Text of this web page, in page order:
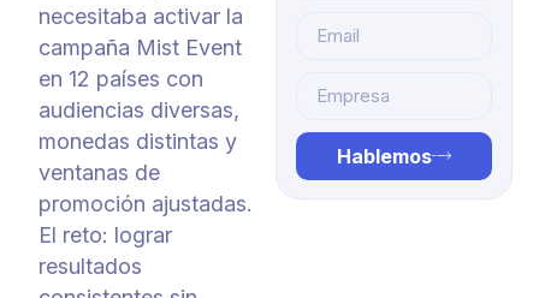
necesitaba activar la
campaña Mist Event
en 12 países con
audiencias diversas,
monedas distintas y
ventanas de
promoción ajustadas.
El reto: lograr
resultados
Hablemos